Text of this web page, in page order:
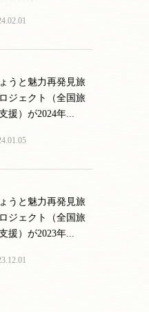
うと魅力再発見旅
ジェクト（全国旅
援）が2024年...
うと魅力再発見旅
ジェクト（全国旅
援）が2023年...